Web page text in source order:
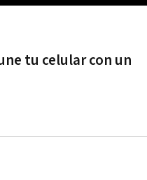
tu celular con un